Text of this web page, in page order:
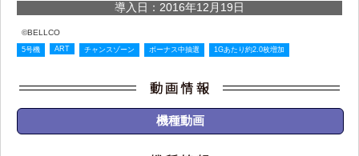
導入日：2016年12月19日
©BELLCO
5号機 ART チャンスゾーン ボーナス中抽選 1Gあたり約2.0枚増加
機種動画